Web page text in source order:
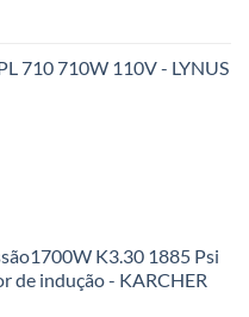
710 710W 110V - LYNUS
K3.30 1885 Psi
de indução - KARCHER